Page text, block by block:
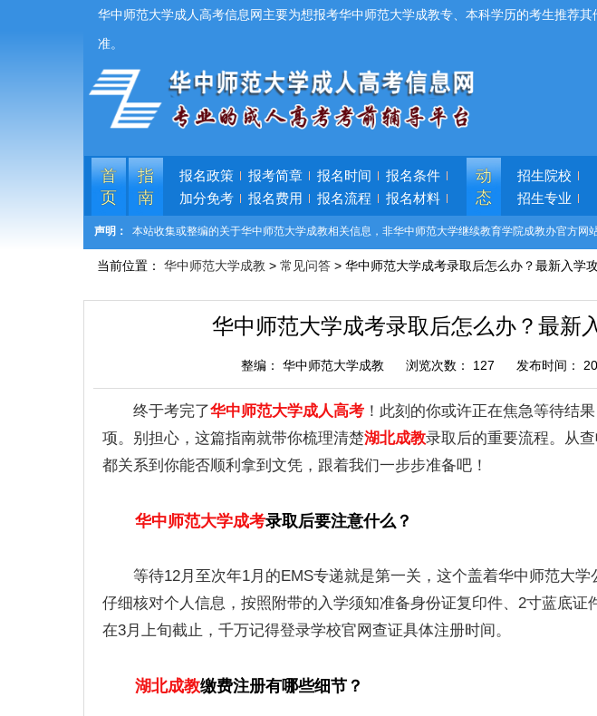
华中师范大学成人高考信息网主要为想报考华中师范大学成教专、本科学历的考生推荐
准。
首
页
指
南
报名政策 报考简章 报名时间
报名条件
加分免考
报名费用 报名流程 报名材料
动
态
招生院校
招生专业
声明： 本站收集或整编的关于华中师范大学成教相关信息，非华中师范大学继续教育学院成教办官方网
当前位置： 华中师范大学成教 > 常见问答 > 华中师范大学成考录取后怎么办？最新入学
华中师范大学成考录取后怎么办？最新
整编： 华中师范大学成教 浏览次数： 127 发布时间：
终于考完了华中师范大学成人高考 ！此刻的你或许正在焦急等待结
项。别担心，这篇指南就带你梳理清楚湖北成教录取后的重要流程。从
都关系到你能否顺利拿到文凭，跟着我们一步步准备吧！
华中师范大学成考录取后要注意什么？
等待12月至次年1月的EMS专递就是第一关，这个盖着华中师范大
仔细核对个人信息，按照附带的入学须知准备身份证复印件、2寸蓝底证
在3月上旬截止，千万记得登录学校官网查证具体注册时间。
湖北成教缴费注册有哪些细节？